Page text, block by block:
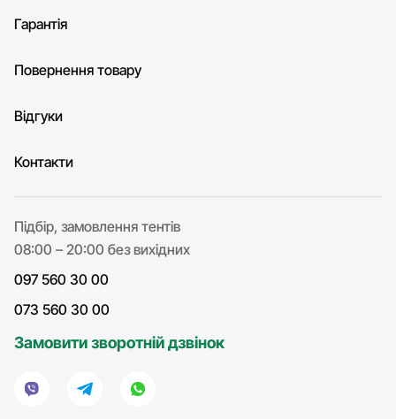
Гарантія
Повернення товару
Відгуки
Контакти
Підбір, замовлення тентів
08:00 – 20:00 без вихідних
097 560 30 00
073 560 30 00
Замовити зворотній дзвінок